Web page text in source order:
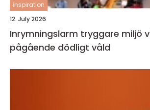
inspiration
12. July 2026
Inrymningslarm tryggare miljö vid hot och
pågående dödligt våld